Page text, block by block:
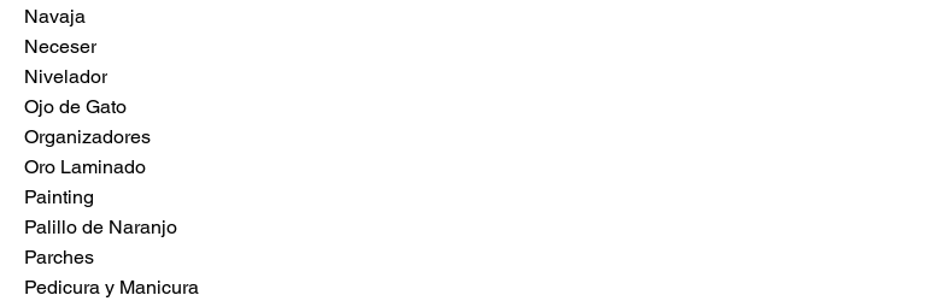
Navaja
Neceser
Nivelador
Ojo de Gato
Organizadores
Oro Laminado
Painting
Palillo de Naranjo
Parches
Pedicura y Manicura